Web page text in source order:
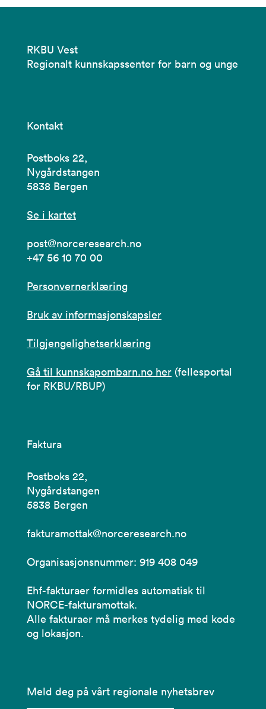
RKBU Vest
Regionalt kunnskapssenter for barn og unge
Kontakt
Postboks 22,
Nygårdstangen
5838 Bergen
Se i kartet
post@norceresearch.no
+47 56 10 70 00
Personvernerklæring
Bruk av informasjonskapsler
Tilgjengelighetserklæring
Gå til kunnskapombarn.no her (fellesportal
for RKBU/RBUP)
Faktura
Postboks 22,
Nygårdstangen
5838 Bergen
fakturamottak@norceresearch.no
Organisasjonsnummer: 919 408 049
Ehf-fakturaer formidles automatisk til
NORCE-fakturamottak.
Alle fakturaer må merkes tydelig med kode
og lokasjon.
Meld deg på vårt regionale nyhetsbrev